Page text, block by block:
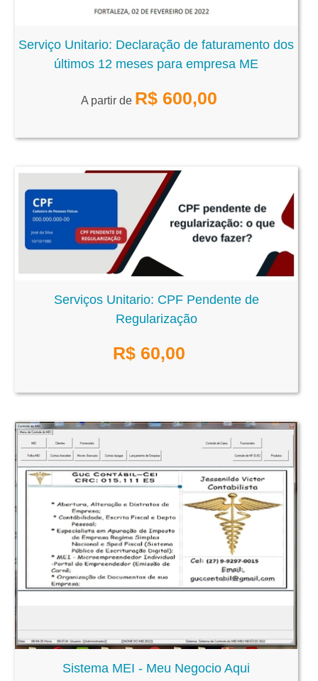
Serviço Unitario: Declaração de faturamento dos
últimos 12 meses para empresa ME
A partir de R$ 600,00
Serviços Unitario: CPF Pendente de
Regularização
R$ 60,00
Sistema MEI - Meu Negocio Aqui